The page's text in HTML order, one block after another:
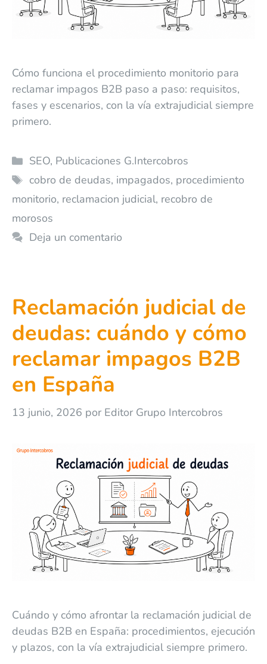
Cómo funciona el procedimiento monitorio para
reclamar impagos B2B paso a paso: requisitos,
fases y escenarios, con la vía extrajudicial siempre
primero.
SEO, Publicaciones G.Intercobros
cobro de deudas, impagados, procedimiento
monitorio, reclamacion judicial, recobro de
morosos
Deja un comentario
Reclamación judicial de
deudas: cuándo y cómo
reclamar impagos B2B
en España
13 junio, 2026 por Editor Grupo Intercobros
Cuándo y cómo afrontar la reclamación judicial de
deudas B2B en España: procedimientos, ejecución
y plazos, con la vía extrajudicial siempre primero.